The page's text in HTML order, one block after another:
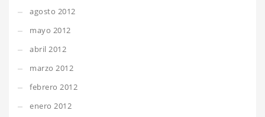
agosto 2012
mayo 2012
abril 2012
marzo 2012
febrero 2012
enero 2012